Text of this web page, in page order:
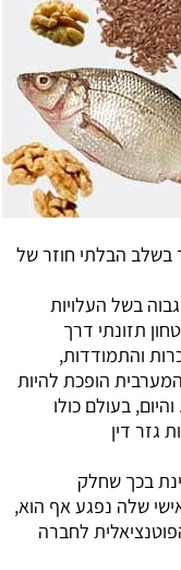
בשלב הבלתי חוזר של
בשל העלויות
תזונתי דרך
והתמודדות,
הופכת להיות
בעולם כולו
גזר דין
בכך שחלק
שלה נפגע אף הוא,
לחברה